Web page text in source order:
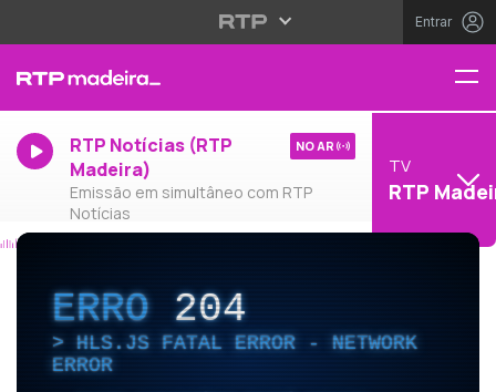
Entrar
RTP Notícias (RTP
Madeira)
Emissão em simultâneo com RTP
Notícias
NO AR
TV
RTP
ERRO204
HLS.JS FATAL ERROR - NETWORK
ERROR